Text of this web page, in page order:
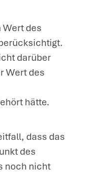
Wert des
darüber
Wert des
hätte.
dass das
des
noch nicht